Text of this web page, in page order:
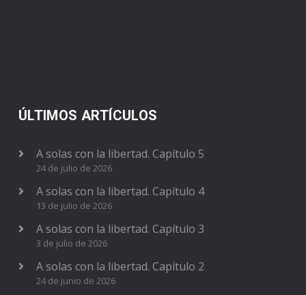
ÚLTIMOS ARTÍCULOS
A solas con la libertad. Capítulo 5
24 de julio de 2026
A solas con la libertad. Capítulo 4
13 de julio de 2026
A solas con la libertad. Capítulo 3
3 de julio de 2026
A solas con la libertad. Capítulo 2
24 de junio de 2026